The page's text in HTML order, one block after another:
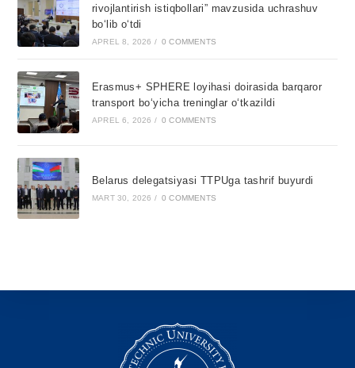
rivojlantirish istiqbollari” mavzusida uchrashuv
bo‘lib o‘tdi
APREL 8, 2026 / 0 COMMENTS
Erasmus+ SPHERE loyihasi doirasida barqaror
transport bo‘yicha treninglar o‘tkazildi
APREL 6, 2026 / 0 COMMENTS
Belarus delegatsiyasi TTPUga tashrif buyurdi
MART 30, 2026 / 0 COMMENTS